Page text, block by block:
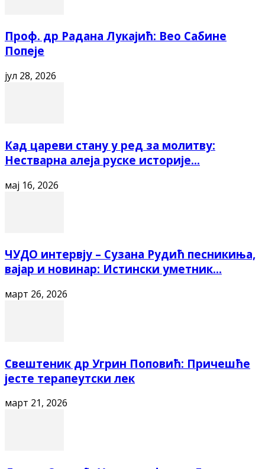
Проф. др Радана Лукајић: Вео Сабине
Попеје
јул 28, 2026
Кад цареви стану у ред за молитву:
Нестварна алеја руске историје...
мај 16, 2026
ЧУДО интервју – Сузана Рудић песникиња,
вајар и новинар: Истински уметник...
март 26, 2026
Свештеник др Угрин Поповић: Причешће
јесте терапеутски лек
март 21, 2026